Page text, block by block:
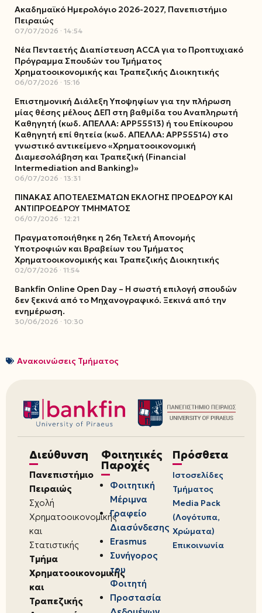
Ακαδημαϊκό Ημερολόγιο 2026-2027, Πανεπιστήμιο
Πειραιώς
07/07/2026 14:54
Νέα Πενταετής Διαπίστευση ACCA για το Προπτυχιακό
Πρόγραμμα Σπουδών του Τμήματος
Χρηματοοικονομικής και Τραπεζικής Διοικητικής
06/07/2026 15:16
Επιστημονική Διάλεξη Υποψηφίων για την πλήρωση
μίας θέσης μέλους ΔΕΠ στη βαθμίδα του Αναπληρωτή
Καθηγητή (κωδ. ΑΠΕΛΛΑ: ΑΡΡ55513) ή του Επίκουρου
Καθηγητή επί θητεία (κωδ. ΑΠΕΛΛΑ: ΑΡΡ55514) στο
γνωστικό αντικείμενο «Χρηματοοικονομική
Διαμεσολάβηση και Τραπεζική (Financial
Intermediation and Banking)»
06/07/2026 13:31
ΠΙΝΑΚΑΣ ΑΠΟΤΕΛΕΣΜΑΤΩΝ ΕΚΛΟΓΗΣ ΠΡΟΕΔΡΟΥ ΚΑΙ
ΑΝΤΙΠΡΟΕΔΡΟΥ ΤΜΗΜΑΤΟΣ
06/07/2026 12:21
Πραγματοποιήθηκε η 26η Τελετή Απονομής
Υποτροφιών και Βραβείων του Τμήματος
Χρηματοοικονομικής και Τραπεζικής Διοικητικής
02/07/2026 11:54
Bankfin Online Open Day – Η σωστή επιλογή σπουδών
δεν ξεκινά από το Μηχανογραφικό. Ξεκινά από την
ενημέρωση.
30/06/2026 10:30
Ανακοινώσεις Τμήματος
Διεύθυνση
Πανεπιστήμιο
Πειραιώς
Σχολή
Χρηματοοικονομικής
και
Στατιστικής
Τμήμα
Χρηματοοικονομικής
και
Τραπεζικής
Φοιτητικές
Παροχές
Φοιτητική
Μέριμνα
Γραφείο
Διασύνδεσης
Erasmus
Συνήγορος
του
Φοιτητή
Προστασία
Πρόσθετα
Ιστοσελίδες
Τμήματος
Media Pack
(Λογότυπα,
Χρώματα)
Επικοινωνία